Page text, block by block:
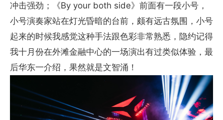
冲击强劲；《By your both side》前面有一段小号，
小号演奏家站在灯光昏暗的台前，颇有远古氛围，小号
起来的时候我感觉这种手法跟色彩非常熟悉，隐约记得
我十月份在外滩金融中心的一场演出有过类似体验，最
后华东一介绍，果然就是文智涌！